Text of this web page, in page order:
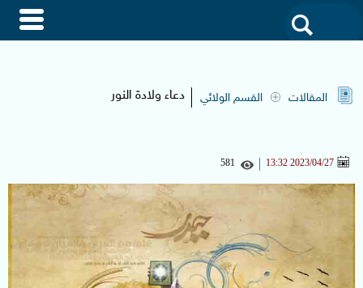
مواقعنا
المقالات القسم الولائي دعاء ولادة النور
2023/04/27 13:32
581